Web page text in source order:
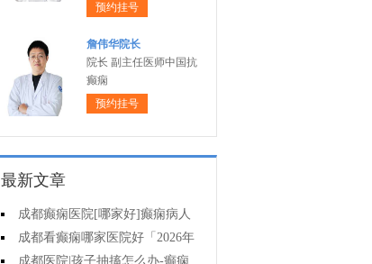
预约挂号
詹伟华院长
院长 副主任医师中国抗
癫痫
预约挂号
最新文章
成都癫痫医院[哪家好]癫痫病人
一定要注意哪些护理问题?
成都看癫痫哪家医院好「2026年
度公布」这些常见的食物能帮助癫
成都医院|孩子抽搐怎么办-癫痫